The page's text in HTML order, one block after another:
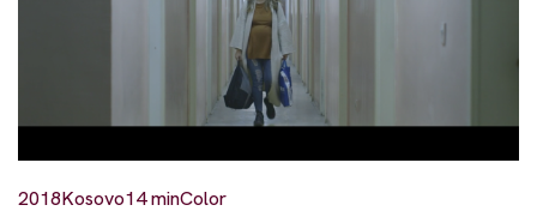
2018Kosovo14 minColor